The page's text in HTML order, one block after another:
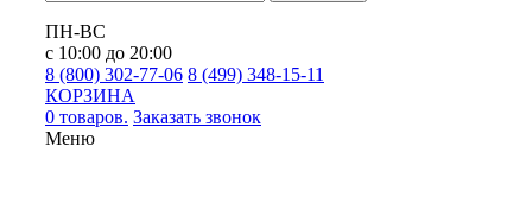
ПН-ВС
с 10:00 до 20:00
8 (800) 302-77-06 8 (499) 348-15-11
КОРЗИНА
0 товаров. Заказать звонок
Меню